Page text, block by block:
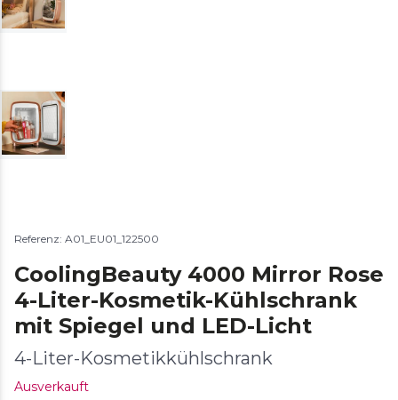
Referenz: A01_EU01_122500
CoolingBeauty 4000 Mirror Rose
4-Liter-Kosmetik-Kühlschrank
mit Spiegel und LED-Licht
4-Liter-Kosmetikkühlschrank
Ausverkauft